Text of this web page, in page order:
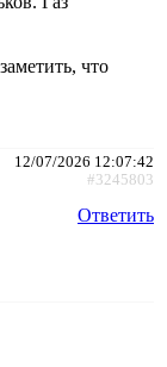
что
12/07/2026 12:07:42
#3245803
Ответить